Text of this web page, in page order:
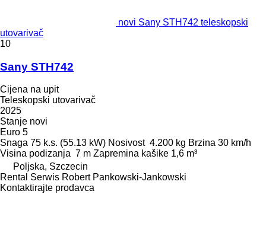
novi Sany STH742 teleskopski
utovarivač
10
Sany STH742
Cijena na upit
Teleskopski utovarivač
2025
Stanje novi
Euro 5
Snaga 75 k.s. (55.13 kW) Nosivost 4.200 kg Brzina 30 km/h
Visina podizanja 7 m Zapremina kašike 1,6 m³
Poljska, Szczecin
Rental Serwis Robert Pankowski-Jankowski
Kontaktirajte prodavca